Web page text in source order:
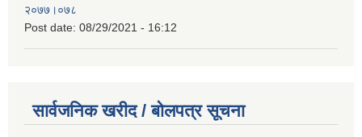
२०७७।०७८
Post date: 08/29/2021 - 16:12
सार्वजनिक खरीद / बोलपत्र सूचना